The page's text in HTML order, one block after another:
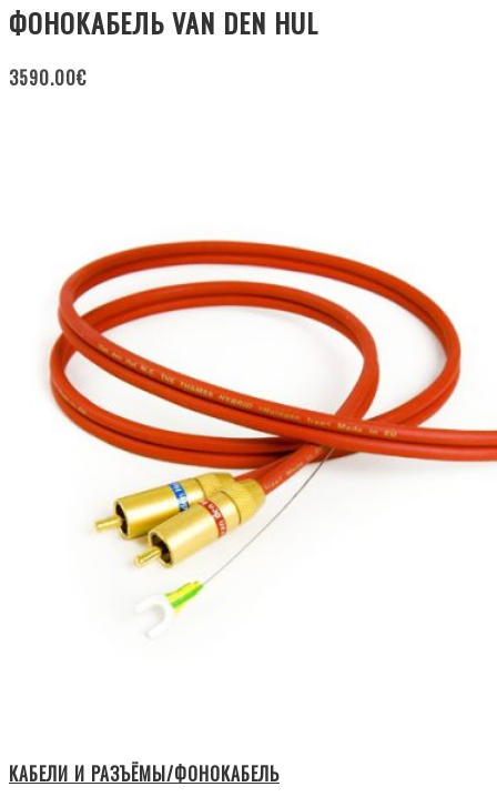
ФОНОКАБЕЛЬ VAN DEN HUL
3590.00€
КАБЕЛИ И РАЗЪЁМЫ/ФОНОКАБЕЛЬ